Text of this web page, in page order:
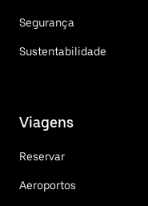
Segurança
Sustentabilidade
Viagens
Reservar
Aeroportos